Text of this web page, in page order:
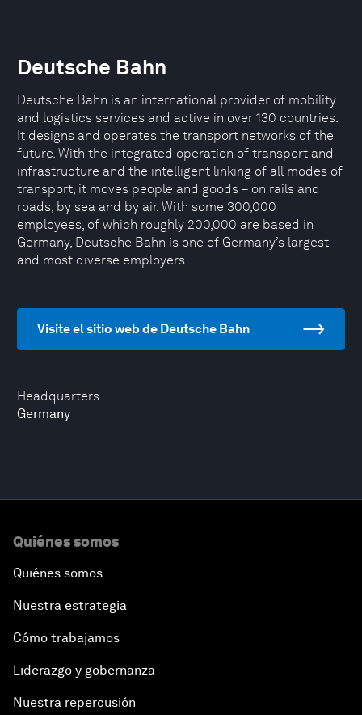
Headquarters
Germany
Deutsche Bahn
Deutsche Bahn is an international provider of mobility
and logistics services and active in over 130 countries.
It designs and operates the transport networks of the
future. With the integrated operation of transport and
infrastructure and the intelligent linking of all modes of
transport, it moves people and goods – on rails and
roads, by sea and by air. With some 300,000
employees, of which roughly 200,000 are based in
Germany, Deutsche Bahn is one of Germany’s largest
and most diverse employers.
Visite el sitio web de Deutsche Bahn
Quiénes somos
Quiénes somos
Nuestra estrategia
Cómo trabajamos
Liderazgo y gobernanza
Nuestra repercusión